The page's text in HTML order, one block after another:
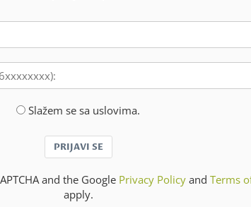
Slažem se sa uslovima.
PRIJAVI SE
and the Google Privacy Policyand Terms
apply.